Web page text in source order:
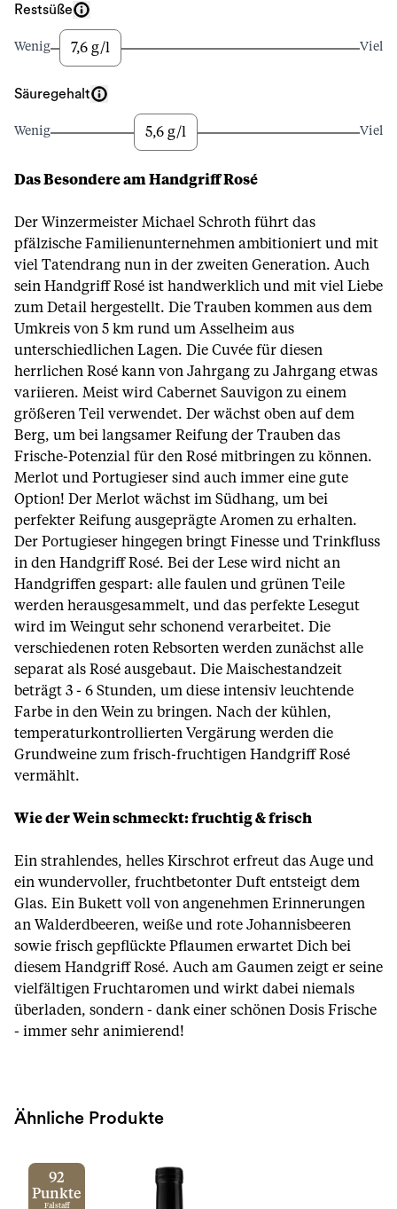
Restsüße
Wenig 7,6 g/l Viel
Säuregehalt
Wenig 5,6 g/l Viel
Das Besondere am Handgriff Rosé
Der Winzermeister Michael Schroth führt das
pfälzische Familienunternehmen ambitioniert und mit
viel Tatendrang nun in der zweiten Generation. Auch
sein Handgriff Rosé ist handwerklich und mit viel Liebe
zum Detail hergestellt. Die Trauben kommen aus dem
Umkreis von 5 km rund um Asselheim aus
unterschiedlichen Lagen. Die Cuvée für diesen
herrlichen Rosé kann von Jahrgang zu Jahrgang etwas
variieren. Meist wird Cabernet Sauvigon zu einem
größeren Teil verwendet. Der wächst oben auf dem
Berg, um bei langsamer Reifung der Trauben das
Frische-Potenzial für den Rosé mitbringen zu können.
Merlot und Portugieser sind auch immer eine gute
Option! Der Merlot wächst im Südhang, um bei
perfekter Reifung ausgeprägte Aromen zu erhalten.
Der Portugieser hingegen bringt Finesse und Trinkfluss
in den Handgriff Rosé. Bei der Lese wird nicht an
Handgriffen gespart: alle faulen und grünen Teile
werden herausgesammelt, und das perfekte Lesegut
wird im Weingut sehr schonend verarbeitet. Die
verschiedenen roten Rebsorten werden zunächst alle
separat als Rosé ausgebaut. Die Maischestandzeit
beträgt 3 - 6 Stunden, um diese intensiv leuchtende
Farbe in den Wein zu bringen. Nach der kühlen,
temperaturkontrollierten Vergärung werden die
Grundweine zum frisch-fruchtigen Handgriff Rosé
vermählt.
Wie der Wein schmeckt: fruchtig & frisch
Ein strahlendes, helles Kirschrot erfreut das Auge und
ein wundervoller, fruchtbetonter Duft entsteigt dem
Glas. Ein Bukett voll von angenehmen Erinnerungen
an Walderdbeeren, weiße und rote Johannisbeeren
sowie frisch gepflückte Pflaumen erwartet Dich bei
diesem Handgriff Rosé. Auch am Gaumen zeigt er seine
vielfältigen Fruchtaromen und wirkt dabei niemals
überladen, sondern - dank einer schönen Dosis Frische
- immer sehr animierend!
Ähnliche Produkte
92
Punkte
Falstaff